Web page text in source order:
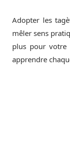
Adopter les
mêler sens
plus pour votre
apprendre